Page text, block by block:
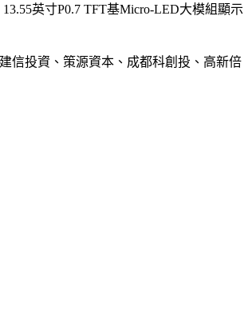
英寸P0.7 TFT基Micro-LED大模組顯示
信投資、策源資本、成都科創投、高新倍